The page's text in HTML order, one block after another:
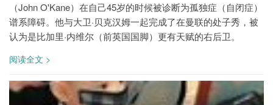
（John O'Kane）在自己45岁的时候被诊断为孤独症（自闭症）
谱系障碍。他与大卫·贝克汉姆一起完成了在曼联的处子秀，被
认为是比加里·内维尔（前英国国脚）更有天赋的右后卫。
阅读全文 >